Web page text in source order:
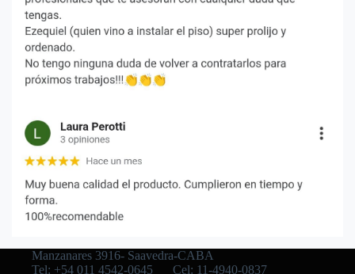
Manzanares 3916- Saavedra-CABA
Tel: +54 011 4542-0645
Cel: 11-4940-0837